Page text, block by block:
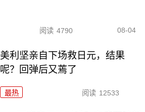
阅读 4790 08-04
美利坚亲自下场救日元，结果
呢？回弹后又蔫了
最热 阅读 12533